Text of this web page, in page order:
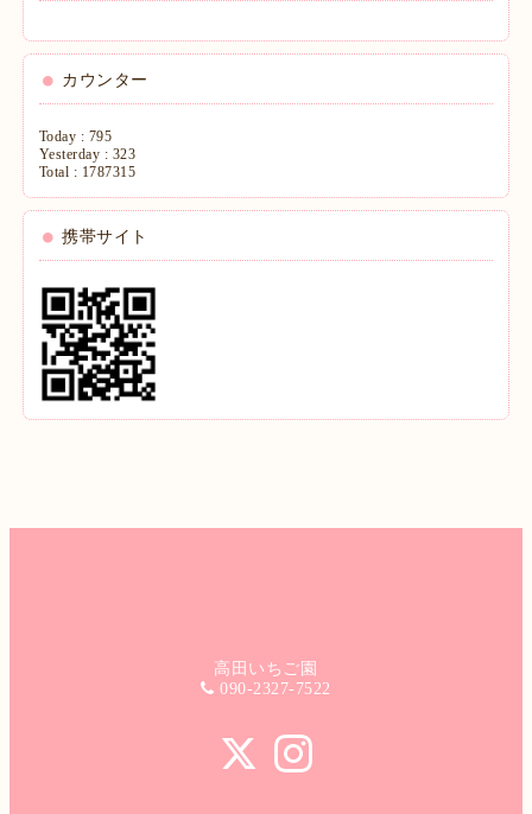
カウンター
Today : 795
Yesterday : 323
Total : 1787315
携帯サイト
高田いちご園
090-2327-7522